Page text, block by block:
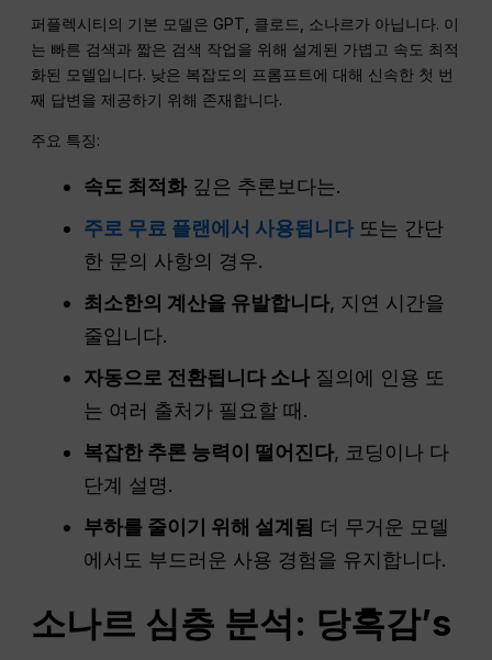
퍼플렉시티의 기본 모델은 GPT, 클로드, 소나르가 아닙니다. 이
는 빠른 검색과 짧은 검색 작업을 위해 설계된 가볍고 속도 최적
화된 모델입니다. 낮은 복잡도의 프롬프트에 대해 신속한 첫 번
째 답변을 제공하기 위해 존재합니다.
주요 특징:
속도 최적화 깊은 추론보다는.
주로 무료 플랜에서 사용됩니다 또는 간단
한 문의 사항의 경우.
최소한의 계산을 유발합니다, 지연 시간을
줄입니다.
자동으로 전환됩니다 소나 질의에 인용 또
는 여러 출처가 필요할 때.
복잡한 추론 능력이 떨어진다, 코딩이나 다
단계 설명.
부하를 줄이기 위해 설계됨 더 무거운 모델
에서도 부드러운 사용 경험을 유지합니다.
소나르 심층 분석: 당혹감’s